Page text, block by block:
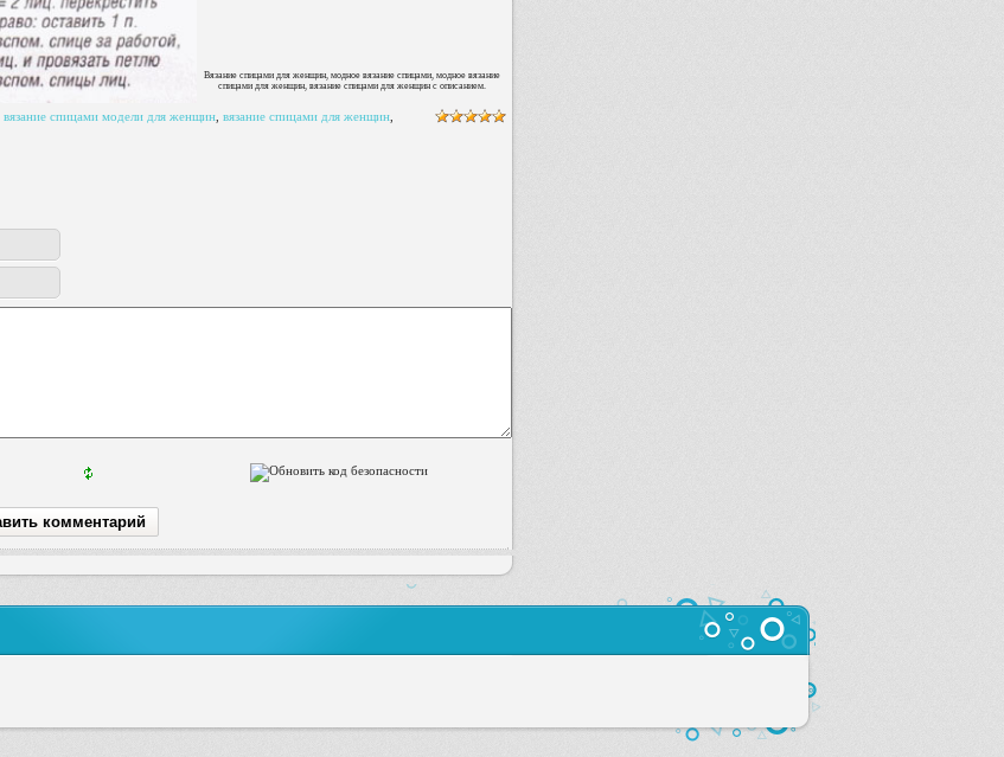
Вязание спицами для женщин, модное вязание спицами, модное вязание
спицами для женщин, вязание спицами для женщин с описанием.
вязание спицами модели для женщин вязание спицами для женщин